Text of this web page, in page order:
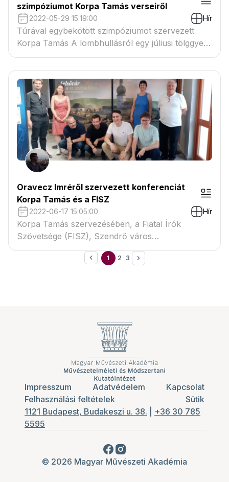
szimpóziumot Korpa Tamás verseiről
2022-05-29 15:19:00 Hír
Túrával egybekötött szimpóziumot szervezett
Korpa Tamás A lombhullásról egy júliusi tölggyel
című verskötetéről a Fiatal Írók Szövetsége a
kötet szövegeihez sok szálon kötődő helyszínen,
a felvidéki Szádelői völgyben, május 29-én.
Oravecz Imréről szervezett konferenciát
Korpa Tamás és a FISZ
2022-06-17 15:05:00 Hír
Korpa Tamás szervezésében, a Fiatal Írók
Szövetsége (FISZ), Szendrő város
önkormányzata és a Közművelődési Központ és
Könyvtár támogatásával Oravecz Imre-
1 2 3
Impresszum Adatvédelem
Kapcsolat
Felhasználási feltételek
Sütik
1121 Budapest, Budakeszi u. 38.
+36 30 785
5595
© 2026 Magyar Művészeti Akadémia